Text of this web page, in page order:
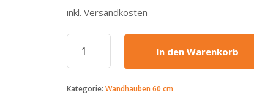
inkl. Versandkosten
KKT
Kolbe
-
-
In den Warenkorb
Kategorie: Wandhauben 60 cm